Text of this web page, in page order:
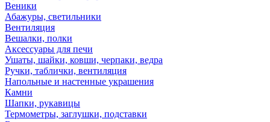
Веники
Абажуры, светильники
Вентиляция
Вешалки, полки
Аксессуары для печи
Ушаты, шайки, ковши, черпаки, ведра
Ручки, таблички, вентиляция
Напольные и настенные украшения
Камни
Шапки, рукавицы
Термометры, заглушки, подставки